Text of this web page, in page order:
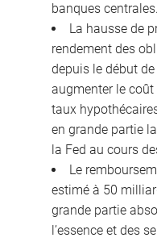
banques centrales.
La hausse de
rendement des
depuis le début
augmenter le coût
taux
en grande partie
la Fed au cours
Le
estimé à 50
grande partie
l’essence et des